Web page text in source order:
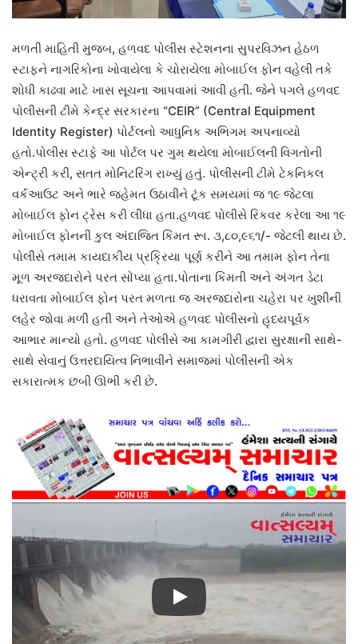
મળતી માહિતી મુજબ, હળવદ પોલીસ સ્ટેશનના સુપરવિઝન હેઠળ
સ્ટાફને નાગરિકોના ખોવાયેલા કે ચોરાયેલા મોબાઈલ ફોન વહેલી તકે
શોધી કાઢવા માટે ખાસ સૂચના આપવામાં આવી હતી. જેને પગલે હળવદ
પોલીસની ટીમે કેન્દ્ર સરકારના “CEIR” (Central Equipment
Identity Register) પોર્ટલનો આધુનિક અભિગમ અપનાવ્યો
હતો.પોલીસ સ્ટાફે આ પોર્ટલ પર ગુમ થયેલા મોબાઈલની વિગતોની
એન્ટ્રી કરી, સતત મોનિટરિંગ રાખ્યું હતું. પોલીસની ટીમે ટેકનિકલ
વર્કઆઉટ અને ભારે જહેમત ઉઠાવીને ટૂંક સમયમાં જ ૧૯ જેટલા
મોબાઈલ ફોન ટ્રેસ કરી લીધા હતા.હળવદ પોલીસે રિકવર કરેલા આ ૧૯
મોબાઈલ ફોનની કુલ અંદાજિત કિંમત રૂા. ૩,૮૦,૯૬૧/- જેટલી થાય છે.
પોલીસે તમામ કાયદાકીય પ્રક્રિયા પૂર્ણ કરીને આ તમામ ફોન તેના
મૂળ અરજદારોને પરત સોંપ્યા હતા.પોતાના કિંમતી અને અંગત ડેટા
ધરાવતા મોબાઈલ ફોન પરત મળતા જ અરજદારોના ચહેરા પર ખુશીની
લહેર જોવા મળી હતી અને તેઓએ હળવદ પોલીસનો હૃદયપૂર્વક
આભાર માન્યો હતો. હળવદ પોલીસે આ કામગીરી દ્વારા સુરક્ષાની સાથે-
સાથે સેવાનું ઉત્તરદાયિત્વ નિભાવીને સમાજમાં પોલીસની એક
સકારાત્મક છબી ઊભી કરી છે.